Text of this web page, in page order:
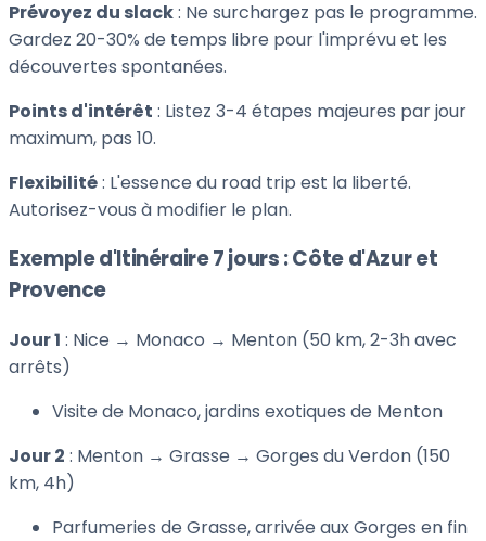
Prévoyez du slack: Ne surchargez pas le programme.
Gardez 20-30% de temps libre pour l'imprévu et les
découvertes spontanées.
Points d'intérêt : Listez 3-4 étapes majeures par jour
maximum, pas 10.
Flexibilité: L'essence du road trip est la liberté.
Autorisez-vous à modifier le plan.
Exemple d'Itinéraire 7 jours : Côte d'Azur et
Provence
Jour 1 : Nice → Monaco → Menton (50 km, 2-3h avec
arrêts)
Visite de Monaco, jardins exotiques de Menton
Jour 2 : Menton → Grasse → Gorges du Verdon (150
km, 4h)
Parfumeries de Grasse, arrivée aux Gorges en fin